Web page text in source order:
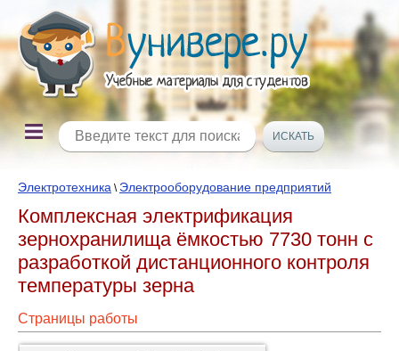
Электротехника \ Электрооборудование предприятий
Комплексная электрификация
зернохранилища ёмкостью 7730 тонн с
разработкой дистанционного контроля
температуры зерна
Страницы работы